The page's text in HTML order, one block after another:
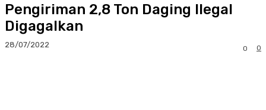
Pengiriman 2,8 Ton Daging Ilegal
Digagalkan
28/07/2022 0
0